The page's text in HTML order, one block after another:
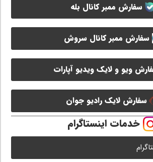
سفارش ممبر کانال بله
سفارش ممبر کانال سروش
ویو و لایک ویدیو آپارات
سفارش لایک رادیو جوان
خدمات اینستاگرام